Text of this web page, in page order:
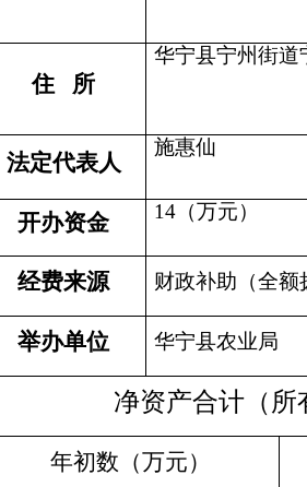
住 所
华宁县宁州街道
法定代表人
施惠仙
开办资金 14 （万元）
经费来源 财政补助（全额
举办单位 华宁县农业局
净资产合计（
年初数（万元）